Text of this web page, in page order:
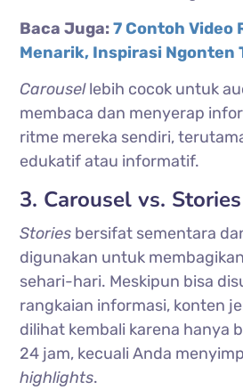
Baca Juga: 7 Contoh Video
Menarik, Inspirasi Ngonten
Carousellebih cocok untuk
membaca dan menyerap
ritme mereka sendiri,
edukatif atau informatif.
3. Carousel vs. Stories
Stories bersifat sementara
digunakan untuk
sehari-hari. Meskipun bisa
rangkaian informasi, konten
dilihat kembali karena hanya
24 jam, kecuali Anda
highlights.